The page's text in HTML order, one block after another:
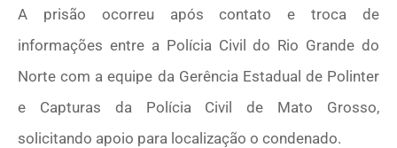
A prisão ocorreu após contato e troca de
informações entre a Polícia Civil do Rio Grande do
Norte com a equipe da Gerência Estadual de Polinter
e Capturas da Polícia Civil de Mato Grosso,
solicitando apoio para localização o condenado.